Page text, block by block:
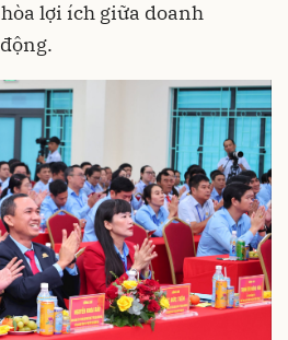
lợi ích giữa doanh